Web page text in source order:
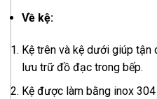
Về kệ:
Kệ trên và kệ dưới giúp
lưu trữ đồ đạc trong bếp.
Kệ được làm bằng inox